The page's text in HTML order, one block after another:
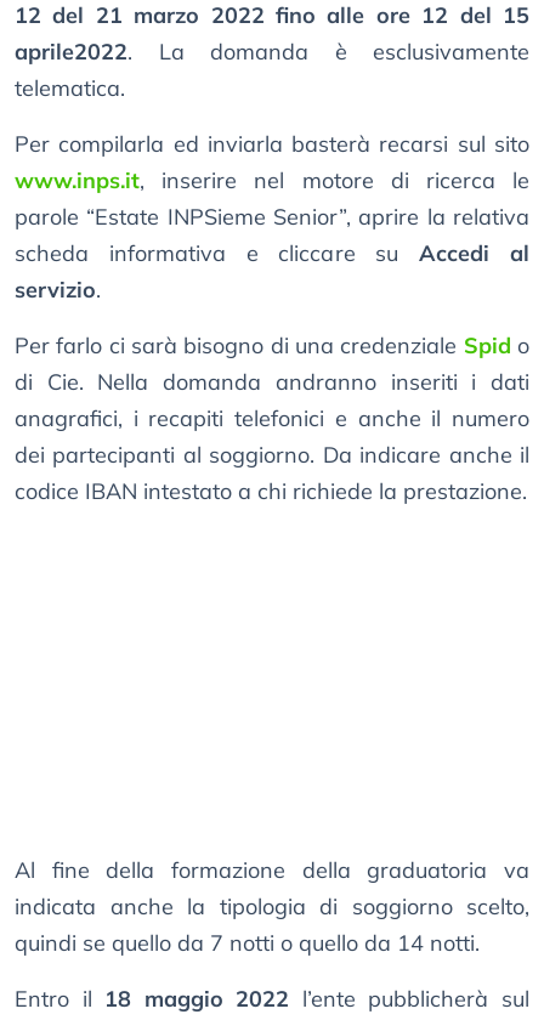
12 del 21 marzo 2022 fino alle ore 12 del 15
aprile2022. La domanda è esclusivamente
telematica.
Per compilarla ed inviarla basterà recarsi sul sito
www.inps.it, inserire nel motore di ricerca le
parole “Estate INPSieme Senior”, aprire la relativa
scheda informativa e cliccare suAccedi al
servizio.
Per farlo ci sarà bisogno di una credenziale Spid o
di Cie. Nella domanda andranno inseriti i dati
anagrafici, i recapiti telefonici e anche il numero
dei partecipanti al soggiorno. Da indicare anche il
codice IBAN intestato a chi richiede la prestazione.
Al fine della formazione della graduatoria va
indicata anche la tipologia di soggiorno scelto,
quindi se quello da 7 notti o quello da 14 notti.
Entro il 18 maggio 2022 l’ente pubblicherà sul